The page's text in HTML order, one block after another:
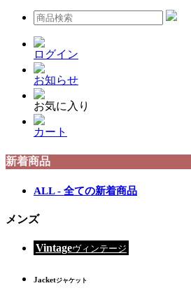
ログイン
お知らせ
お気に入り
カート
新着商品
ALL - 全ての新着商品
メンズ
Vintageヴィンテージ
Jacketジャケット